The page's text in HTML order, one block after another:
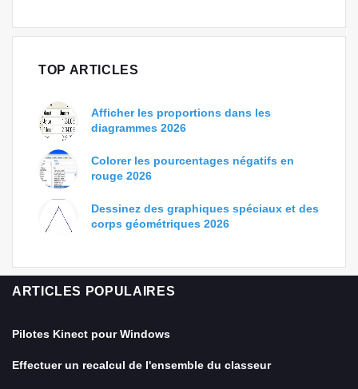
TOP ARTICLES
Afficher les proportions dans les
diagrammes 2026
Colorer les pourcentages négatifs en
rouge 2026
Dessinez des graphiques spéciaux et des
corps géométriques 2026
ARTICLES POPULAIRES
Pilotes Kinect pour Windows
Effectuer un recalcul de l'ensemble du classeur